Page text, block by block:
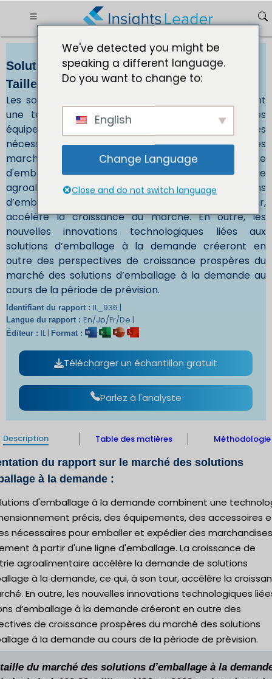
Solution d'emballage à la demande Marché
Taille 165,36 millions de dollars d'ici 2032
Les solutions d'emballage à la demande combinent
une technologie de dimensionnement précis, des
équipements, des accessoires et des services
nécessaires pour emballer et expédier des
marchandises directement à partir d'une ligne
d'emballage. La croissance de l’industrie
agroalimentaire accélère la demande de solutions
d’emballage à la demande, ce qui, à son tour,
accélère la croissance du marché. En outre, les
nouvelles innovations technologiques liées aux
solutions d’emballage à la demande créeront en
outre des perspectives de croissance prospères du
marché des solutions d’emballage à la demande au
cours de la période de prévision.
Identifiant du rapport : IL_936 |
Langue du rapport : En/Jp/Fr/De |
Éditeur : IL | Format :
Télécharger un échantillon gratuit
Parlez à l'analyste
Description Table des matières Méthodologie
du rapport sur le marché des solutions
à la demande :
d'emballage à la demande combinent une
précis, des équipements, des accessoires
nécessaires pour emballer et expédier des marchandises
à partir d'une ligne d'emballage. La croissance de
agroalimentaire accélère la demande de solutions
à la demande, ce qui, à son tour, accélère la
En outre, les nouvelles innovations technologiques
d’emballage à la demande créeront en outre des
de croissance prospères du marché des solutions
à la demande au cours de la période de prévision.
du marché des solutions d’emballage à la
We've detected you might be
speaking a different language.
Do you want to change to:
English
Change Language
Close and do not switch language